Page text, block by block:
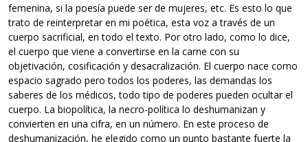
femenina, si la poesía puede ser de mujeres, etc. Es esto lo que
trato de reinterpretar en mi poética, esta voz a través de un
cuerpo sacrificial, en todo el texto. Por otro lado, como lo dice,
el cuerpo que viene a convertirse en la carne con su
objetivación, cosificación y desacralización. El cuerpo nace como
espacio sagrado pero todos los poderes, las demandas los
saberes de los médicos, todo tipo de poderes pueden ocultar el
cuerpo. La biopolítica, la necro-política lo deshumanizan y
convierten en una cifra, en un número. En este proceso de
deshumanización, he elegido como un punto bastante fuerte la